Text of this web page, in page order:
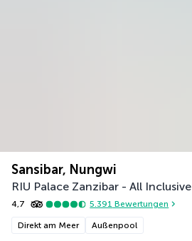
Sansibar, Nungwi
RIU Palace Zanzibar - All Inclusive
4,7 5.391 Bewertungen
Direkt am Meer Außenpool